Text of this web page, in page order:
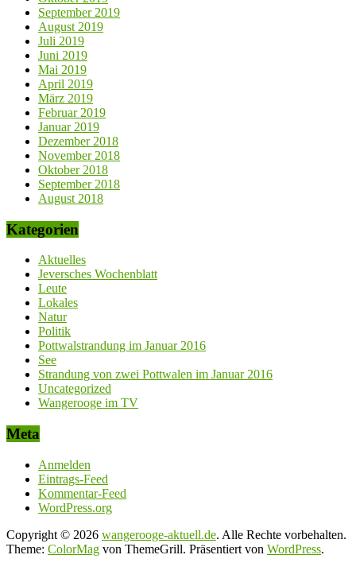
September 2019
August 2019
Juli 2019
Juni 2019
Mai 2019
April 2019
März 2019
Februar 2019
Januar 2019
Dezember 2018
November 2018
Oktober 2018
September 2018
August 2018
Kategorien
Aktuelles
Jeversches Wochenblatt
Leute
Lokales
Natur
Politik
Pottwalstrandung im Januar 2016
See
Strandung von zwei Pottwalen im Januar 2016
Uncategorized
Wangerooge im TV
Meta
Anmelden
Eintrags-Feed
Kommentar-Feed
WordPress.org
Copyright © 2026 wangerooge-aktuell.de. Alle Rechte vorbehalten.
Theme: ColorMag von ThemeGrill. Präsentiert von WordPress.